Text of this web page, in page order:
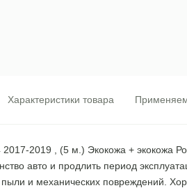
Характеристики товара
2019 , (5 м.) Экокожа + экокожа
авто и продлить период
и механических повреждений.